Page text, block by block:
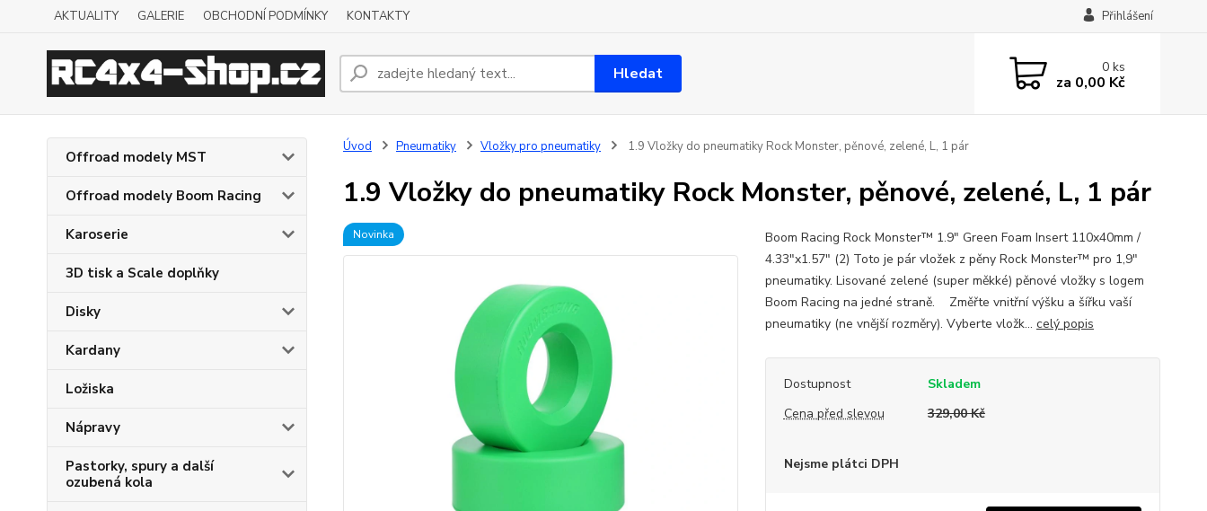
AKTUALITY GALERIE OBCHODNÍ PODMÍNKY KONTAKTY Přihlášení
Hledat 0ks
za 0,00 Kč
Offroad modely MST
Offroad modely Boom Racing
Karoserie
3D tisk a Scale doplňky
Disky
Kardany
Ložiska
Nápravy
Pastorky, spury a další
ozubená kola
Úvod Pneumatiky Vložky pro pneumatiky 1.9 Vložky do pneumatiky Rock Monster, pěnové, zelené, L, 1 pár
1.9 Vložky do pneumatiky Rock Monster, pěnové, zelené, L, 1 pár
Novinka
Boom Racing Rock Monster™ 1.9" Green Foam Insert 110x40mm /
4.33"x1.57" (2) Toto je pár vložek z pěny Rock Monster™ pro 1,9"
pneumatiky. Lisované zelené (super měkké) pěnové vložky s logem
Boom Racing na jedné straně. Změřte vnitřní výšku a šířku vaší
pneumatiky (ne vnější rozměry). Vyberte vložk... celý popis
Dostupnost
Skladem
Cena před slevou
329,00 Kč
Nejsme plátci DPH